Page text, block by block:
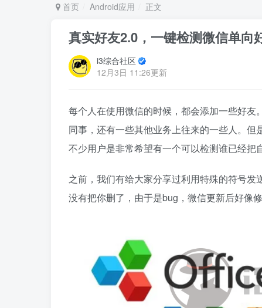
首页 Android应用 正文
真实好友2.0，一键检测微信单向
i3综合社区
12月3日 11:26更新
每个人在使用微信的时候，都会添加一些好
同事，还有一些其他业务上往来的一些人。
不少用户是非常希望有一个可以检测谁已经把
之前，我们有给大家分享过利用特殊的符号
没有把你删了，由于是bug，微信更新后好像